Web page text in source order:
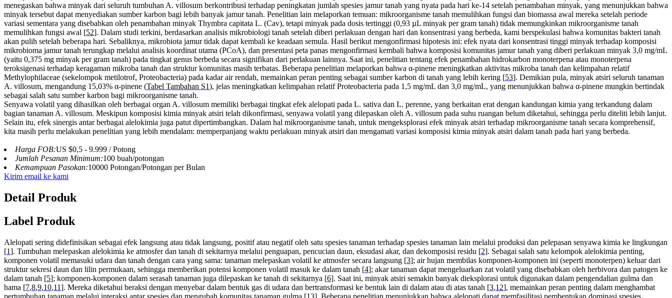
menegaskan bahwa minyak dari seluruh tumbuhan A. villosum berkontribusi terhadap peningkatan jumlah spesies jamur tanah yang nyata pada hari ke-14 setelah penambahan minyak, yang menunjukkan bahwa
minyak tersebut dapat menyediakan sumber karbon bagi lebih banyak jamur tanah. Penelitian lain melaporkan temuan: mikroorganisme tanah memulihkan fungsi dan biomassa awal mereka setelah periode
variasi sementara yang disebabkan oleh penambahan minyak Thymbra capitata L. (Cav), tetapi minyak pada dosis tertinggi (0,93 µL minyak per gram tanah) tidak memungkinkan mikroorganisme tanah
memulihkan fungsi awal [52]. Dalam studi terkini, berdasarkan analisis mikrobiologi tanah setelah diberi perlakuan dengan hari dan konsentrasi yang berbeda, kami berspekulasi bahwa komunitas bakteri tanah
akan pulih setelah beberapa hari. Sebaliknya, mikrobiota jamur tidak dapat kembali ke keadaan semula. Hasil berikut mengonfirmasi hipotesis ini: efek nyata dari konsentrasi tinggi minyak terhadap komposisi
mikrobioma jamur tanah terungkap melalui analisis koordinat utama (PCoA), dan presentasi peta panas mengonfirmasi kembali bahwa komposisi komunitas jamur tanah yang diberi perlakuan minyak 3,0 mg/mL
(yaitu 0,375 mg minyak per gram tanah) pada tingkat genus berbeda secara signifikan dari perlakuan lainnya. Saat ini, penelitian tentang efek penambahan hidrokarbon monoterpena atau monoterpena
teroksigenasi terhadap keragaman mikroba tanah dan struktur komunitas masih terbatas. Beberapa penelitian melaporkan bahwa α-pinene meningkatkan aktivitas mikroba tanah dan kelimpahan relatif
Methylophilaceae (sekelompok metilotrof, Proteobacteria) pada kadar air rendah, memainkan peran penting sebagai sumber karbon di tanah yang lebih kering [53]. Demikian pula, minyak atsiri seluruh tanaman
A. villosum, mengandung 15,03% α-pinene (Tabel Tambahan S1), jelas meningkatkan kelimpahan relatif Proteobacteria pada 1,5 mg/mL dan 3,0 mg/mL, yang menunjukkan bahwa α-pinene mungkin bertindak
sebagai salah satu sumber karbon bagi mikroorganisme tanah.
Senyawa volatil yang dihasilkan oleh berbagai organ A. villosum memiliki berbagai tingkat efek alelopati pada L. sativa dan L. perenne, yang berkaitan erat dengan kandungan kimia yang terkandung dalam
bagian tanaman A. villosum. Meskipun komposisi kimia minyak atsiri telah dikonfirmasi, senyawa volatil yang dilepaskan oleh A. villosum pada suhu ruangan belum diketahui, sehingga perlu diteliti lebih lanjut.
Selain itu, efek sinergis antar berbagai alelokimia juga patut dipertimbangkan. Dalam hal mikroorganisme tanah, untuk mengeksplorasi efek minyak atsiri terhadap mikroorganisme tanah secara komprehensif,
kita masih perlu melakukan penelitian yang lebih mendalam: memperpanjang waktu perlakuan minyak atsiri dan mengamati variasi komposisi kimia minyak atsiri dalam tanah pada hari yang berbeda.
Harga FOB:US $0,5 - 9.999 / Potong
Jumlah Pesanan Minimum:100 buah/potongan
Kemampuan Pasokan:10000 Potongan/Potongan per Bulan
Kirim email ke kami
Detail Produk
Label Produk
Alelopati sering didefinisikan sebagai efek langsung atau tidak langsung, positif atau negatif oleh satu spesies tanaman terhadap spesies tanaman lain melalui produksi dan pelepasan senyawa kimia ke lingkungan
[1]. Tumbuhan melepaskan alelokimia ke atmosfer dan tanah di sekitarnya melalui penguapan, pencucian daun, eksudasi akar, dan dekomposisi residu [2]. Sebagai salah satu kelompok alelokimia penting,
komponen volatil memasuki udara dan tanah dengan cara yang sama: tanaman melepaskan volatil ke atmosfer secara langsung [3]; air hujan membilas komponen-komponen ini (seperti monoterpen) keluar dari
struktur sekresi daun dan lilin permukaan, sehingga memberikan potensi komponen volatil masuk ke dalam tanah [4]; akar tanaman dapat mengeluarkan zat volatil yang disebabkan oleh herbivora dan patogen ke
dalam tanah [5]; komponen-komponen dalam serasah tanaman juga dilepaskan ke tanah di sekitarnya [6]. Saat ini, minyak atsiri semakin banyak dieksplorasi untuk digunakan dalam pengendalian gulma dan
hama [7,8,9,10,11]. Mereka diketahui beraksi dengan menyebar dalam bentuk gas di udara dan bertransformasi ke bentuk lain di dalam atau di atas tanah [3,12], memainkan peran penting dalam menghambat
pertumbuhan tanaman melalui interaksi antar spesies dan mengubah komunitas tanaman gulma [13]. Beberapa penelitian menunjukkan bahwa alelopati dapat memfasilitasi pembentukan dominasi spesies